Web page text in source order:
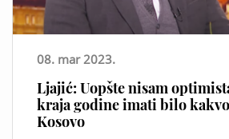
08. mar 2023.
Ljajić: Uopšte nisam
kraja godine imati bilo
Kosovo